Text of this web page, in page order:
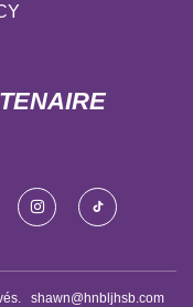
shawn@hnbljhsb.com